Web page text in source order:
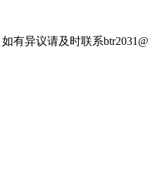
异议请及时联系